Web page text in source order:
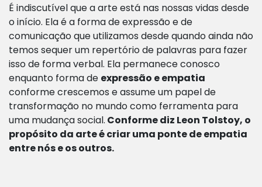
É indiscutível que a arte está nas nossas vidas desde
o início. Ela é a forma de expressão e de
comunicação que utilizamos desde quando ainda não
temos sequer um repertório de palavras para fazer
isso de forma verbal. Ela permanece conosco
enquanto forma de expressão e empatia
conforme crescemos e assume um papel de
transformação no mundo como ferramenta para
uma mudança social. Conforme diz Leon Tolstoy, o
propósito da arte é criar uma ponte de empatia
entre nós e os outros.